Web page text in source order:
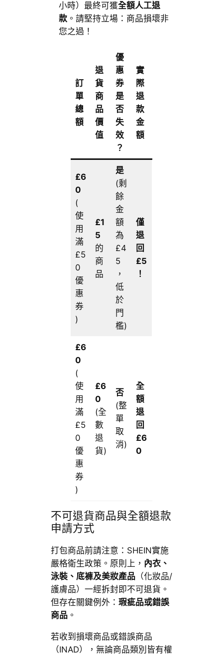
小時）最終可獲全額人工退
款。請堅持立場：商品損壞非
您之過！
訂
單
總
額
退
貨
商
品
價
值
優
惠
券
是
否
失
效
？
實
際
退
款
金
額
£6
0
(
使
用
滿
£5
0
優
惠
券
)
£1
5
的
商
品
是
(剩
餘
金
額
為
£4
5
，
低
於
門
檻)
僅
退
回
£5
！
£6
0
(
使
用
滿
£5
0
優
惠
券
)
£6
0
(全
數
退
貨)
否
(整
單
取
消)
全
額
退
回
£6
0
不可退貨商品與全額退款
申請方式
打包商品前請注意：SHEIN實施
嚴格衛生政策。原則上， 內衣、
泳裝、底褲及美妝產品（化妝品/
護膚品）一經拆封即不可退貨。
但存在關鍵例外： 瑕疵品或錯誤
商品。
若收到損壞商品或錯誤商品
（INAD），無論商品類別皆有權